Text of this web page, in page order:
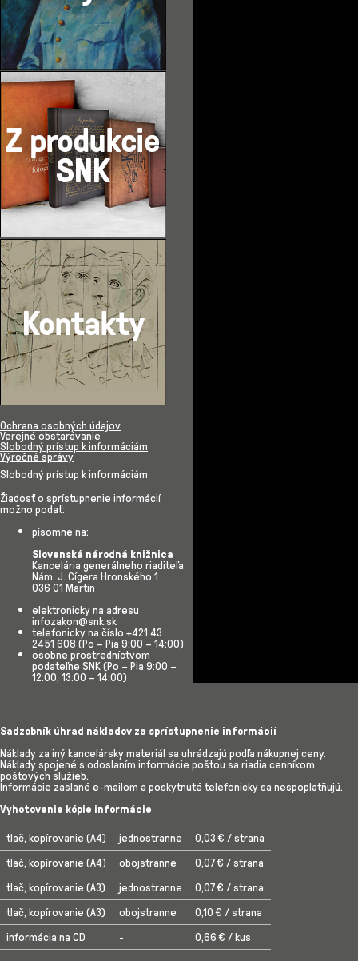
Ochrana osobných údajov
Verejné obstarávanie
Slobodný prístup k informáciám
Výročné správy
Slobodný prístup k informáciám
Žiadosť o sprístupnenie informácií
možno podať:
​písomne na:
Slovenská národná knižnica
Kancelária generálneho riaditeľa
Nám. J. Cígera Hronského 1
036 01 Martin
elektronicky na adresu
infozakon@snk.sk
telefonicky na číslo +421 43
2451 608 (Po – Pia 9:00 – 14:00)
osobne prostredníctvom
podateľne SNK (Po – Pia 9:00 –
12:00, 13:00 – 14:00)
Sadzobník úhrad nákladov za sprístupnenie informácií
Náklady za iný kancelársky materiál sa uhrádzajú podľa nákupnej ceny.
Náklady spojené s odoslaním informácie poštou sa riadia cenníkom
poštových služieb.
Informácie zaslané e-mailom a poskytnuté telefonicky sa nespoplatňujú.
Vyhotovenie kópie informácie
tlač, kopírovanie (A4)
jednostranne
0,03 € / strana
tlač, kopírovanie (A4)
obojstranne
0,07 € / strana
tlač, kopírovanie (A3)
jednostranne
0,07 € / strana
tlač, kopírovanie (A3)
obojstranne
0,10 € / strana
informácia na CD - 0,66 € / kus